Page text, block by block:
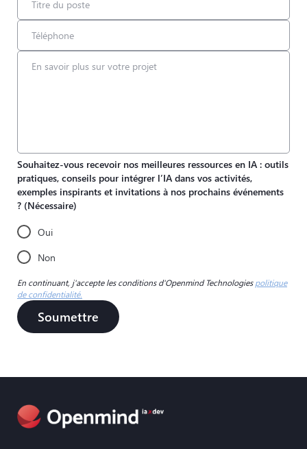
Souhaitez-vous recevoir nos meilleures ressources en IA : outils
pratiques, conseils pour intégrer l’IA dans vos activités,
exemples inspirants et invitations à nos prochains événements
? (Nécessaire)
Oui
Non
En continuant, j'accepte les conditions d'Openmind Technologiespolitique
de confidentialité.
Soumettre